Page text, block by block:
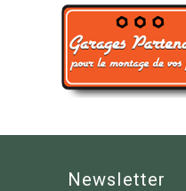
Newsletter